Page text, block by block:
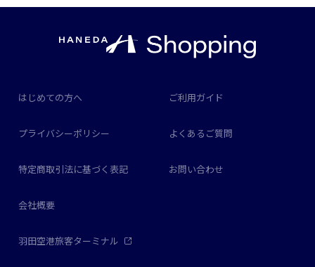
はじめての方へ ご利用ガイド
プライバシーポリシー よくあるご質問
特定商取引法に基づく表記 お問い合わせ
会社概要
羽田空港旅客ターミナル